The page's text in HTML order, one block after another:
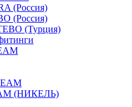
(Россия)
(Россия)
(Турция)
(НИКЕЛЬ)